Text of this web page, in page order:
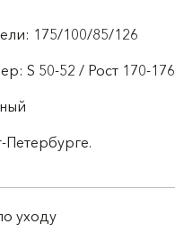
175/100/85/126
S 50-52 / Рост 170-176
Петербурге.
уходу